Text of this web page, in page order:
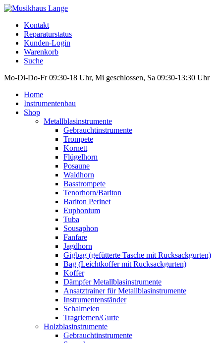
Kontakt
Reparaturstatus
Kunden-Login
Warenkorb
Suche
Mo-Di-Do-Fr 09:30-18 Uhr, Mi geschlossen, Sa 09:30-13:30 Uhr
Home
Instrumentenbau
Shop
Metallblasinstrumente
Gebrauchtinstrumente
Trompete
Kornett
Flügelhorn
Posaune
Waldhorn
Basstrompete
Tenorhorn/Bariton
Bariton Perinet
Euphonium
Tuba
Sousaphon
Fanfare
Jagdhorn
Gigbag (gefütterte Tasche mit Rucksackgurten)
Bag (Leichtkoffer mit Rucksackgurten)
Koffer
Dämpfer Metallblasinstrumente
Ansatztrainer für Metallblasinstrumente
Instrumentenständer
Schalmeien
Tragriemen/Gurte
Holzblasinstrumente
Gebrauchtinstrumente